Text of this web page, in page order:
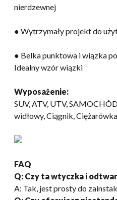
nierdzewnej
● Wytrzymały projekt do
● Belka punktowa i wiązka
Idealny wzór wiązki
Wyposażenie:
SUV, ATV, UTV,
widłowy, Ciągnik,
FAQ
Q: Czy ta wtyczka i
A: Tak, jest prosty do